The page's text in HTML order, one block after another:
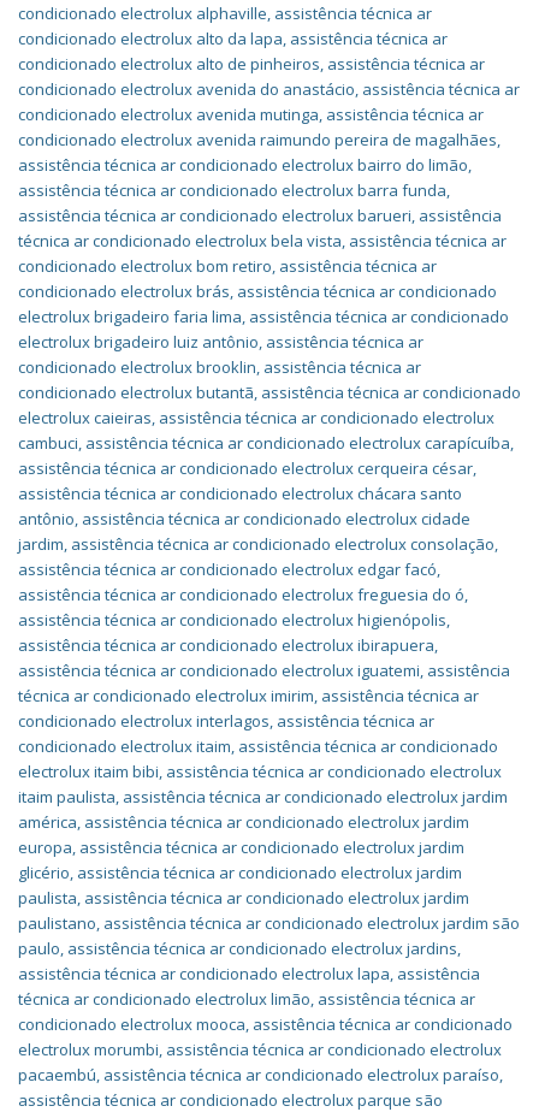
condicionado electrolux alphaville, assistência técnica ar
condicionado electrolux alto da lapa, assistência técnica ar
condicionado electrolux alto de pinheiros, assistência técnica ar
condicionado electrolux avenida do anastácio, assistência técnica ar
condicionado electrolux avenida mutinga, assistência técnica ar
condicionado electrolux avenida raimundo pereira de magalhães,
assistência técnica ar condicionado electrolux bairro do limão,
assistência técnica ar condicionado electrolux barra funda,
assistência técnica ar condicionado electrolux barueri, assistência
técnica ar condicionado electrolux bela vista, assistência técnica ar
condicionado electrolux bom retiro, assistência técnica ar
condicionado electrolux brás, assistência técnica ar condicionado
electrolux brigadeiro faria lima, assistência técnica ar condicionado
electrolux brigadeiro luiz antônio, assistência técnica ar
condicionado electrolux brooklin, assistência técnica ar
condicionado electrolux butantã, assistência técnica ar condicionado
electrolux caieiras, assistência técnica ar condicionado electrolux
cambuci, assistência técnica ar condicionado electrolux carapícuíba,
assistência técnica ar condicionado electrolux cerqueira césar,
assistência técnica ar condicionado electrolux chácara santo
antônio, assistência técnica ar condicionado electrolux cidade
jardim, assistência técnica ar condicionado electrolux consolação,
assistência técnica ar condicionado electrolux edgar facó,
assistência técnica ar condicionado electrolux freguesia do ó,
assistência técnica ar condicionado electrolux higienópolis,
assistência técnica ar condicionado electrolux ibirapuera,
assistência técnica ar condicionado electrolux iguatemi, assistência
técnica ar condicionado electrolux imirim, assistência técnica ar
condicionado electrolux interlagos, assistência técnica ar
condicionado electrolux itaim, assistência técnica ar condicionado
electrolux itaim bibi, assistência técnica ar condicionado electrolux
itaim paulista, assistência técnica ar condicionado electrolux jardim
américa, assistência técnica ar condicionado electrolux jardim
europa, assistência técnica ar condicionado electrolux jardim
glicério, assistência técnica ar condicionado electrolux jardim
paulista, assistência técnica ar condicionado electrolux jardim
paulistano, assistência técnica ar condicionado electrolux jardim são
paulo, assistência técnica ar condicionado electrolux jardins,
assistência técnica ar condicionado electrolux lapa, assistência
técnica ar condicionado electrolux limão, assistência técnica ar
condicionado electrolux mooca, assistência técnica ar condicionado
electrolux morumbi, assistência técnica ar condicionado electrolux
pacaembú, assistência técnica ar condicionado electrolux paraíso,
assistência técnica ar condicionado electrolux parque são